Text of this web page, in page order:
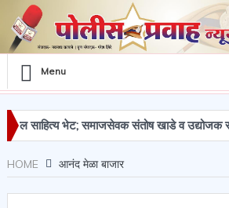
Menu
भेट; समाजसेवक संतोष खाडे व उद्योजक
HOME आनंद मेळा बाजार